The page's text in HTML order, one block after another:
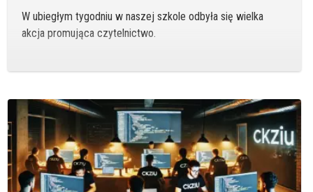
W ubiegłym tygodniu w naszej szkole odbyła się wielka
akcja promująca czytelnictwo.